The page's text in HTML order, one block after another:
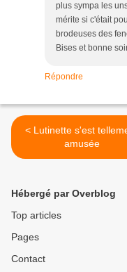
plus sympa les
mérite si c'était
brodeuses des
Bises et bonne
Répondre
< Lutinette s'est tellement
amusée
Hébergé par Overblog
Top articles
Pages
Contact